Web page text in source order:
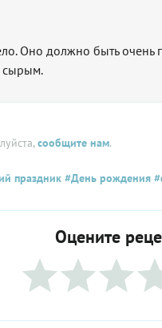
Оно должно быть очень
сырым.
сообщите нам.
праздник #День рождения
Оцените